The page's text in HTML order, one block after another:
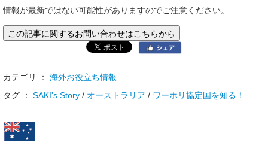
情報が最新ではない可能性がありますのでご注意ください。
この記事に関するお問い合わせはこちらから
カテゴリ ： 海外お役立ち情報
タグ ： SAKI's Story / オーストラリア / ワーホリ協定国を知る！